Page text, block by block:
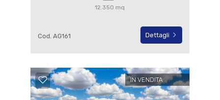
12.350 mq
Cod. AG161 Dettagli
IN VENDITA